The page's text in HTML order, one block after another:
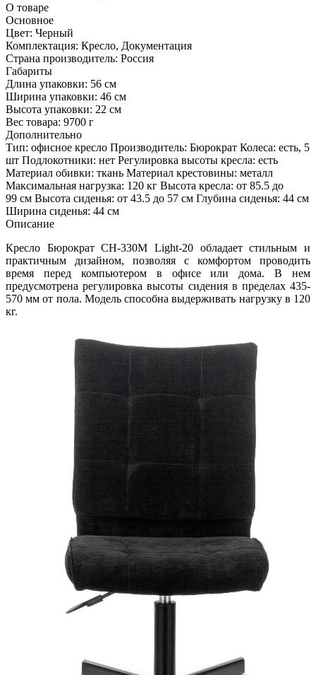
О товаре
Основное
Цвет: Черный
Комплектация: Кресло, Документация
Страна производитель: Россия
Габариты
Длина упаковки: 56 см
Ширина упаковки: 46 см
Высота упаковки: 22 см
Вес товара: 9700 г
Дополнительно
Тип: офисное кресло Производитель: Бюрократ Колеса: есть, 5
шт Подлокотники: нет Регулировка высоты кресла: есть
Материал обивки: ткань Материал крестовины: металл
Максимальная нагрузка: 120 кг Высота кресла: от 85.5 до
99 см Высота сиденья: от 43.5 до 57 см Глубина сиденья: 44 см
Ширина сиденья: 44 см
Описание
Кресло Бюрократ CH-330M Light-20 обладает стильным и
практичным дизайном, позволяя с комфортом проводить
время перед компьютером в офисе или дома. В нем
предусмотрена регулировка высоты сидения в пределах 435-
570 мм от пола. Модель способна выдерживать нагрузку в 120
кг.